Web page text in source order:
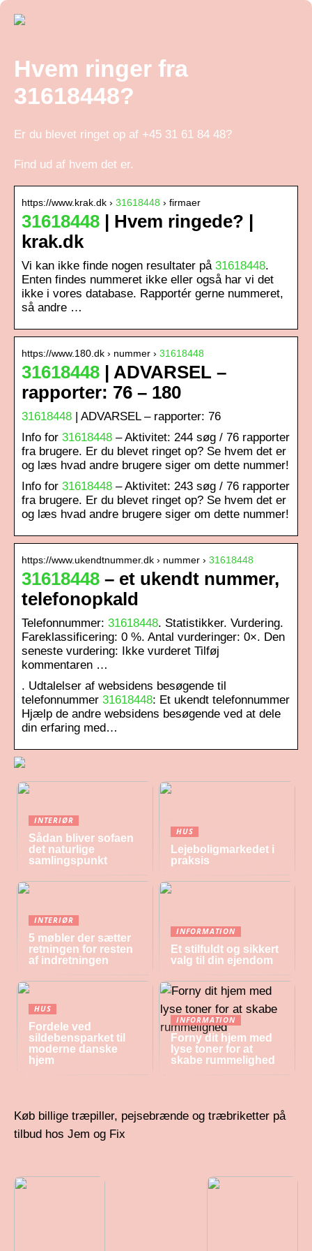
Hvem ringer fra
31618448?
Er du blevet ringet op af +45 31 61 84 48?
Find ud af hvem det er.
https://www.krak.dk › 31618448 › firmaer
31618448 | Hvem ringede? |
krak.dk
Vi kan ikke finde nogen resultater på 31618448.
Enten findes nummeret ikke eller også har vi det
ikke i vores database. Rapportér gerne nummeret,
så andre …
https://www.180.dk › nummer › 31618448
31618448 | ADVARSEL –
rapporter: 76 – 180
31618448 | ADVARSEL – rapporter: 76
Info for 31618448 – Aktivitet: 244 søg / 76 rapporter
fra brugere. Er du blevet ringet op? Se hvem det er
og læs hvad andre brugere siger om dette nummer!
Info for 31618448 – Aktivitet: 243 søg / 76 rapporter
fra brugere. Er du blevet ringet op? Se hvem det er
og læs hvad andre brugere siger om dette nummer!
https://www.ukendtnummer.dk › nummer › 31618448
31618448 – et ukendt nummer,
telefonopkald
Telefonnummer: 31618448. Statistikker. Vurdering.
Fareklassificering: 0 %. Antal vurderinger: 0×. Den
seneste vurdering: Ikke vurderet Tilføj
kommentaren …
. Udtalelser af websidens besøgende til
telefonnummer 31618448: Et ukendt telefonnummer
Hjælp de andre websidens besøgende ved at dele
din erfaring med…
INTERIØR
Sådan bliver sofaen
det naturlige
samlingspunkt
HUS
Lejeboligmarkedet i
praksis
INTERIØR
5 møbler der sætter
retningen for resten
af indretningen
INFORMATION
Et stilfuldt og sikkert
valg til din ejendom
HUS
Fordele ved
sildebensparket til
moderne danske
hjem
INFORMATION
Forny dit hjem med
lyse toner for at
skabe rummelighed
Køb billige træpiller, pejsebrænde og træbriketter på
tilbud hos Jem og Fix